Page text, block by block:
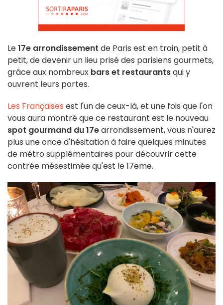
Le17e arrondissement de Paris est en train, petit à
petit, de devenir un lieu prisé des parisiens gourmets,
grâce aux nombreux bars et restaurantsqui y
ouvrent leurs portes.
Les Françaises est l'un de ceux-là, et une fois que l'on
vous aura montré que ce restaurant est le nouveau
spot gourmand du 17earrondissement, vous n'aurez
plus une once d'hésitation à faire quelques minutes
de métro supplémentaires pour découvrir cette
contrée mésestimée qu'est le 17eme.